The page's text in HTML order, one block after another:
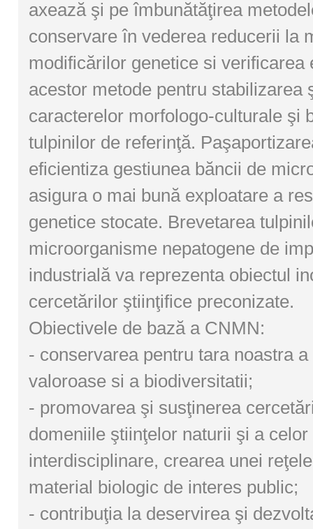
axează şi pe îmbunătăţirea
conservare în vederea reducerii la
modificărilor genetice si verificarea
acestor metode pentru stabilizarea
caracterelor morfologo-culturale şi
tulpinilor de referinţă.
eficientiza gestiunea băncii de
asigura o mai bună exploatare a
genetice stocate. Brevetarea
microorganisme nepatogene de
industrială va reprezenta obiectul
cercetărilor ştiinţifice preconizate.
Obiectivele de bază a CNMN:
- conservarea pentru tara noastra
valoroase si a biodiversitatii;
- promovarea şi susţinerea
domeniile ştiinţelor naturii şi a celor
interdisciplinare, crearea unei
material biologic de interes public;
- contribuţia la deservirea şi